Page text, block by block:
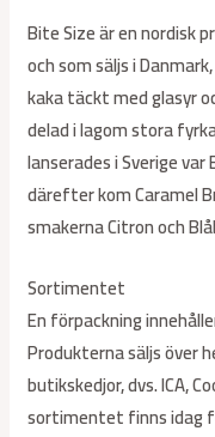
Bite Size är en nordisk
och som säljs i
kaka täckt med glasyr
delad i lagom stora
lanserades i Sverige
därefter kom Caramel
smakerna Citron och
Sortimentet
En förpackning
Produkterna säljs över
butikskedjor, dvs. ICA,
sortimentet finns idag